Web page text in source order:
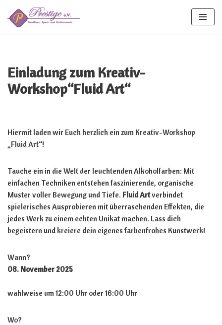
Zum
Einladung zum Kreativ-
Workshop“Fluid Art“
Hiermit laden wir Euch herzlich ein zum Kreativ-Workshop
„Fluid Art“!
Tauche ein in die Welt der leuchtenden Alkoholfarben: Mit
einfachen Techniken entstehen faszinierende, organische
Muster voller Bewegung und Tiefe. Fluid Artverbindet
spielerisches Ausprobieren mit überraschenden Effekten, die
jedes Werk zu einem echten Unikat machen. Lass dich
begeistern und kreiere dein eigenes farbenfrohes Kunstwerk!
Wann?
08. November 2025
wahlweise um 12:00 Uhr oder 16:00 Uhr
Wo?